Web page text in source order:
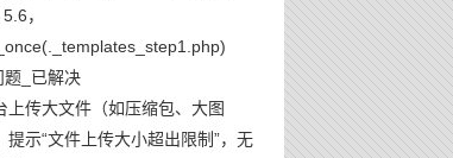
，
题_已解决
上传大文件（如压缩包、大图
提示“文件上传大小超出限制”，无